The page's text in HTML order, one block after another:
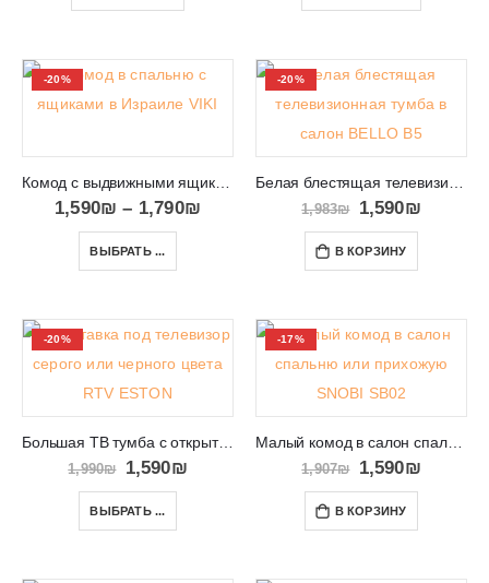
-20%
Комод с выдвижными ящиками в Израиле VIKI 08
1,590₪ – 1,790₪
ВЫБРАТЬ ...
-20%
Белая блестящая телевизионная тумба в салон BELLO B5
1,983₪ 1,590₪
В КОРЗИНУ
-20%
Большая ТВ тумба с открытой полкой для аппаратуры RTV ESTON
1,990₪ 1,590₪
ВЫБРАТЬ ...
-17%
Малый комод в салон спальню или прихожую SNOBI SB02
1,907₪ 1,590₪
В КОРЗИНУ